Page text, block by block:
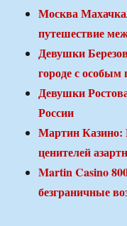
Москва
путешествие
Девушки
городе с
Девушки
России
Мартин
ценителей
Martin Casino
безграничные